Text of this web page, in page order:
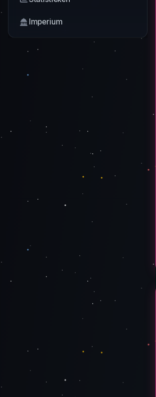
Imperium